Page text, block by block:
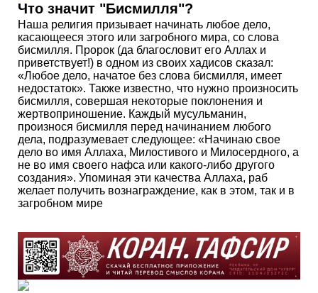
Что значит "Бисмилля"?
Наша религия призывает начинать любое дело,
касающееся этого или загробного мира, со слова
бисмилля. Пророк (да благословит его Аллах и
приветствует!) в одном из своих хадисов сказал:
«Любое дело, начатое без слова бисмилля, имеет
недостаток». Также известно, что нужно произносить
бисмилля, совершая некоторые поклонения и
жертвоприношение. Каждый мусульманин,
произнося бисмилля перед начинанием любого
дела, подразумевает следующее: «Начинаю свое
дело во имя Аллаха, Милостивого и Милосердного, а
не во имя своего нафса или какого-либо другого
создания». Упоминая эти качества Аллаха, раб
желает получить вознаграждение, как в этом, так и в
загробном мире